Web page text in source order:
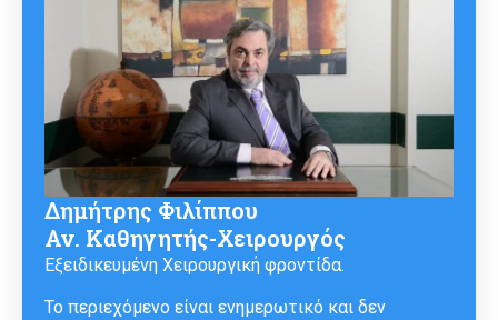
Δημήτρης Φιλίππου
Αν. Καθηγητής-Χειρουργός
Εξειδικευμένη Χειρουργική φροντίδα.
Το περιεχόμενο είναι ενημερωτικό και δεν